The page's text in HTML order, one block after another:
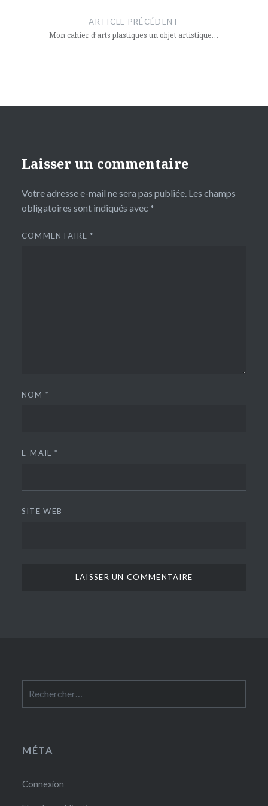
l’article
ARTICLE PRÉCÉDENT
Mon cahier d’arts plastiques un objet artistique…
Laisser un commentaire
Votre adresse e-mail ne sera pas publiée. Les champs
obligatoires sont indiqués avec *
COMMENTAIRE*
NOM*
E-MAIL *
SITE WEB
MÉTA
Connexion